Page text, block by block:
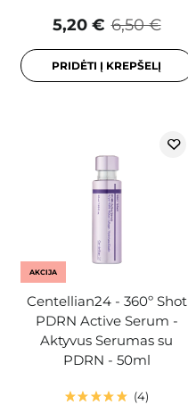
6,50 €
5,20 €
PRIDĖTI Į KREPŠELĮ
AKCIJA
Centellian24 - 360º Shot
PDRN Active Serum -
Aktyvus Serumas su
PDRN - 50ml
4